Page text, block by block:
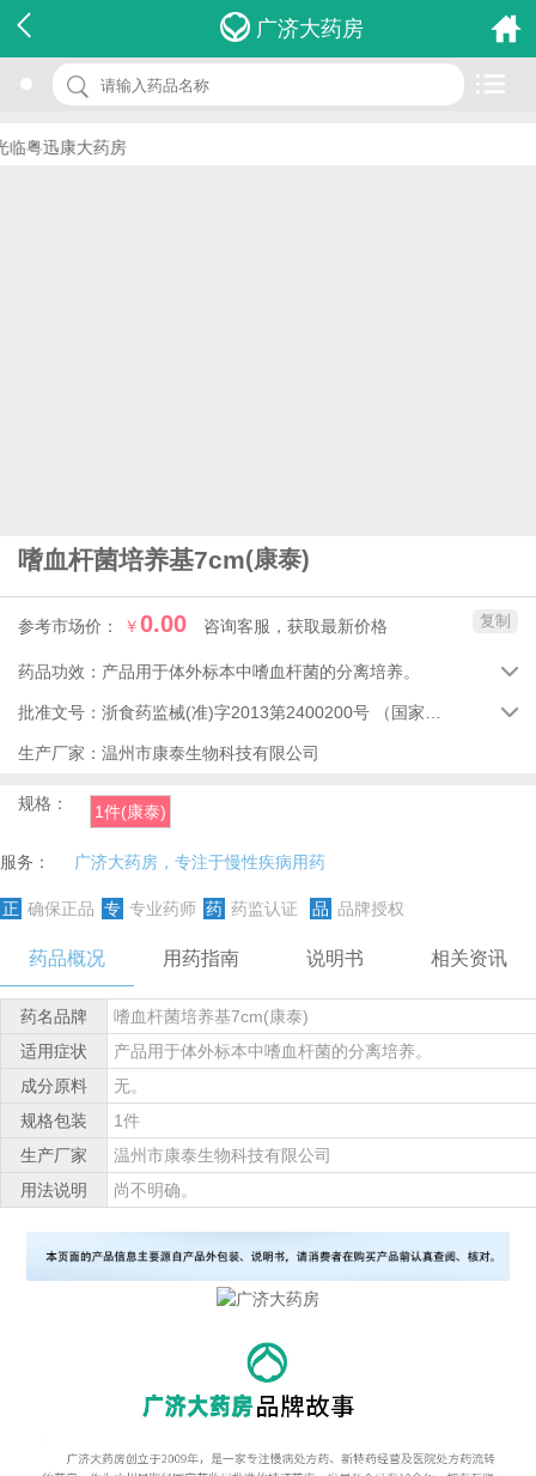
广济大药房
粤迅康大药房
嗜血杆菌培养基7cm(康泰)
参考市场价： ￥0.00 咨询客服，获取最新价格
名 称：嗜血杆菌培养基7cm
品 牌：(康泰)
复制
药品功效： 产品用于体外标本中嗜血杆菌的分离培养。 
批准文号： 浙食药监械(准)字2013第2400200号 （国家药品监督管理局） 
生产厂家： 温州市康泰生物科技有限公司
规格： 1件(康泰)
服务： 广济大药房，专注于慢性疾病用药
正 确保正品 专 专业药师 药 药监认证 品 品牌授权
药品概况 用药指南 说明书 相关资讯
药名品牌
嗜血杆菌培养基7cm(康泰)
适用症状
产品用于体外标本中嗜血杆菌的分离培养。
成分原料
无。
规格包装
1件
生产厂家
温州市康泰生物科技有限公司
用法说明
尚不明确。